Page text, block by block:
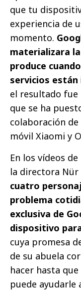
que tu
experiencia de
momento.
materializara
produce
servicios
el resultado fue
que se ha
colaboración
móvil Xiaomi y
En los vídeos
la directora Nür
cuatro
problema
exclusiva de
dispositivo
cuya promesa
de su abuela
hacer hasta
puede ayudarle